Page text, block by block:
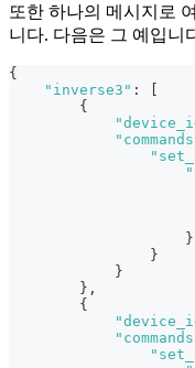
또한 하나의 메시지로
니다. 다음은 그 예입니
{
"inverse3" :
{
}
}
}
} ,
{